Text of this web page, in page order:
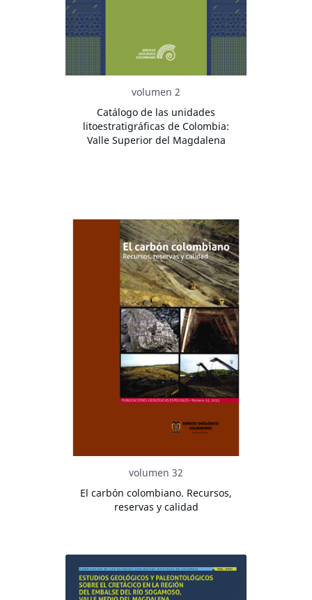
volumen 2
Catálogo de las unidades
litoestratigráficas de Colombia:
Valle Superior del Magdalena
volumen 32
El carbón colombiano. Recursos,
reservas y calidad